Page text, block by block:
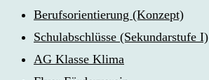
Berufsorientierung (Konzept)
Schulabschlüsse (Sekundarstufe I)
AG Klasse Klima